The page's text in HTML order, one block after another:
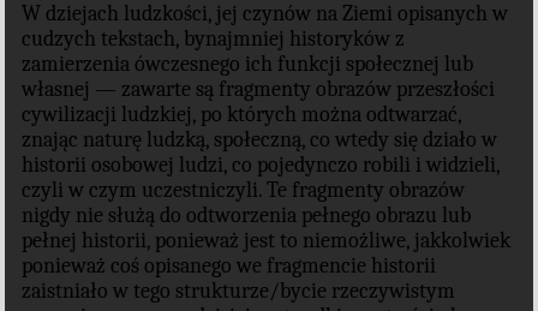
W dziejach ludzkości, jej czynów na Ziemi opisanych w
cudzych tekstach, bynajmniej historyków z
zamierzenia ówczesnego ich funkcji społecznej lub
własnej — zawarte są fragmenty obrazów przeszłości
cywilizacji ludzkiej, po których można odtwarzać,
znając naturę ludzką, społeczną, co wtedy się działo w
historii osobowej ludzi, co pojedynczo robili i widzieli,
czyli w czym uczestniczyli. Te fragmenty obrazów
nigdy nie służą do odtworzenia pełnego obrazu lub
pełnej historii, ponieważ jest to niemożliwe, jakkolwiek
ponieważ coś opisanego we fragmencie historii
zaistniało w tego strukturze/bycie rzeczywistym